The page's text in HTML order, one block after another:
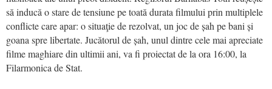
să inducă o stare de tensiune pe toată durata filmului prin multiplele
conflicte care apar: o situaţie de rezolvat, un joc de șah pe bani și
goana spre libertate. Jucătorul de șah, unul dintre cele mai apreciate
filme maghiare din ultimii ani, va fi proiectat de la ora 16:00, la
Filarmonica de Stat.